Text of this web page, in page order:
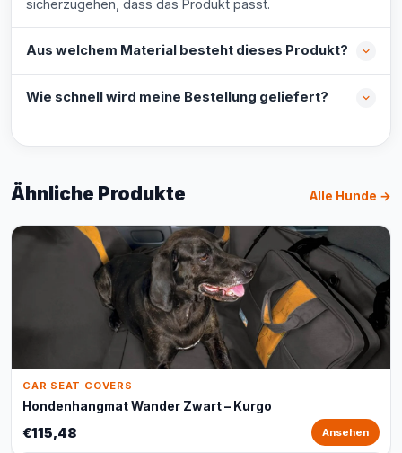
sicherzugehen, dass das Produkt passt.
Aus welchem Material besteht dieses Produkt?
Wie schnell wird meine Bestellung geliefert?
Ähnliche Produkte Alle Hunde →
CAR SEAT COVERS
Hondenhangmat Wander Zwart – Kurgo
€115,48 Ansehen